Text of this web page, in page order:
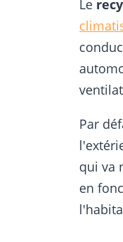
Le
Par
qui va
en